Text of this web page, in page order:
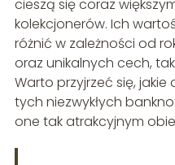
cieszą się coraz
kolekcjonerów. Ich
różnić w zależności od
oraz unikalnych cech,
Warto przyjrzeć się,
tych niezwykłych
one tak atrakcyjnym